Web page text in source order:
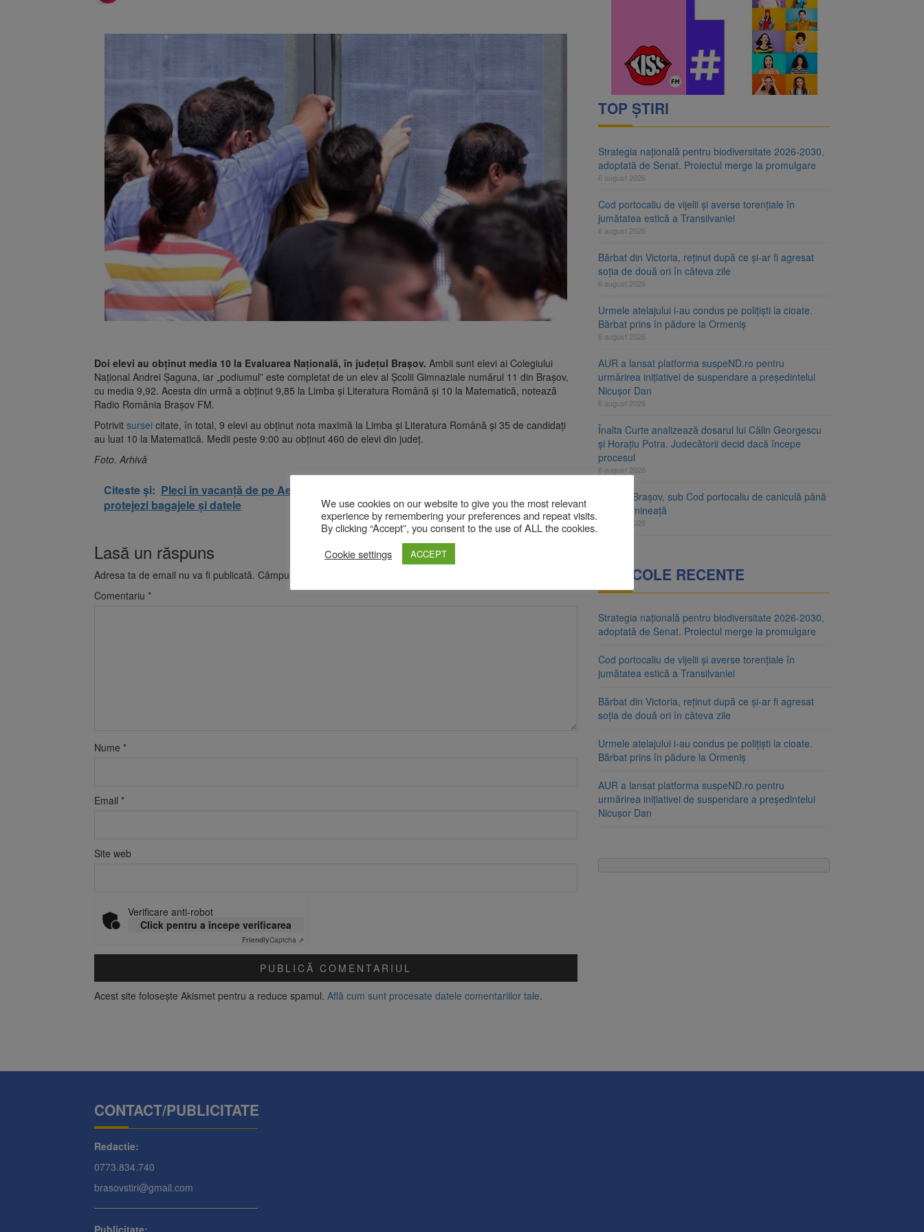
6 august 2026 Strategia națională pentru biodiversitate 2026-2030, adoptată de Senat. Proiectul merge la promulgare
Doi elevi au obținut media 10 la Evaluarea Națională, în județul Brașov. Ambii sunt elevi ai Colegiului
Național Andrei Șaguna, iar „podiumul” este completat de un elev al Școlii Gimnaziale numărul 11 din Brașov,
cu media 9,92. Acesta din urmă a obținut 9,85 la Limba și Literatura Română și 10 la Matematică, notează
Radio România Brașov FM.
Potrivit sursei citate, în total, 9 elevi au obținut nota maximă la Limba și Literatura Română și 35 de candidați
au luat 10 la Matematică. Medii peste 9:00 au obținut 460 de elevi din județ.
Foto. Arhivă
Citeste și: Pleci în vacanță de pe Aeroportul Brașov? Polițiștii te previn cum să îți
protejezi bagajele și datele
Lasă un răspuns
Adresa ta de email nu va fi publicată. Câmpurile obligatorii sunt marcate cu
Comentariu *
Nume *
Email *
Site web
Verificare anti-robot
Click pentru a începe verificarea
FriendlyCaptcha ⇗
Acest site folosește Akismet pentru a reduce spamul. Află cum sunt procesate datele comentariilor tale.
TOP ȘTIRI
Strategia națională pentru biodiversitate 2026-2030,
adoptată de Senat. Proiectul merge la promulgare
6 august 2026
Cod portocaliu de vijelii și averse torențiale în
jumătatea estică a Transilvaniei
6 august 2026
Bărbat din Victoria, reținut după ce și-ar fi agresat
soția de două ori în câteva zile
6 august 2026
Urmele atelajului i-au condus pe polițiști la cioate.
Bărbat prins în pădure la Ormeniș
6 august 2026
AUR a lansat platforma suspeND.ro pentru
urmărirea inițiativei de suspendare a președintelui
Nicușor Dan
6 august 2026
Înalta Curte analizează dosarul lui Călin Georgescu
și Horațiu Potra. Judecătorii decid dacă începe
procesul
6 august 2026
Județul Brașov, sub Cod portocaliu de caniculă până
vineri dimineață
6 august 2026
ARTICOLE RECENTE
Strategia națională pentru biodiversitate 2026-2030,
adoptată de Senat. Proiectul merge la promulgare
Cod portocaliu de vijelii și averse torențiale în
jumătatea estică a Transilvaniei
Bărbat din Victoria, reținut după ce și-ar fi agresat
soția de două ori în câteva zile
Urmele atelajului i-au condus pe polițiști la cioate.
Bărbat prins în pădure la Ormeniș
AUR a lansat platforma suspeND.ro pentru
urmărirea inițiativei de suspendare a președintelui
Nicușor Dan
CONTACT/PUBLICITATE
Redactie:
0773.834.740
brasovstiri@gmail.com
Publicitate:
We use cookies on our website to give you the most relevant
experience by remembering your preferences and repeat visits.
By clicking “Accept”, you consent to the use of ALL the cookies.
Cookie settings
ACCEPT